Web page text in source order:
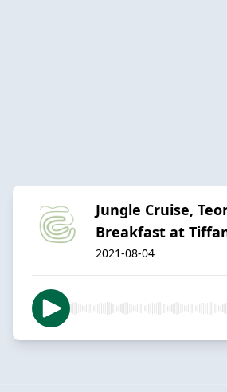
Jungle Cruise,
Breakfast at
2021-08-04